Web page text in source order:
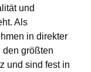
und
Als
in direkter
den größten
und sind fest in